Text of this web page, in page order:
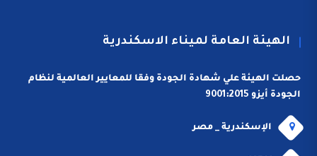
الهيئة العامة لميناء الاسكندرية
حصلت الهيئة علي شهادة الجودة وفقا للمعايير العالمية لنظام
الجودة أيزو 9001:2015
الإسكندرية _ مصر